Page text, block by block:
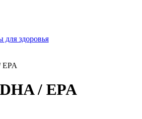
для здоровья
/ EPA